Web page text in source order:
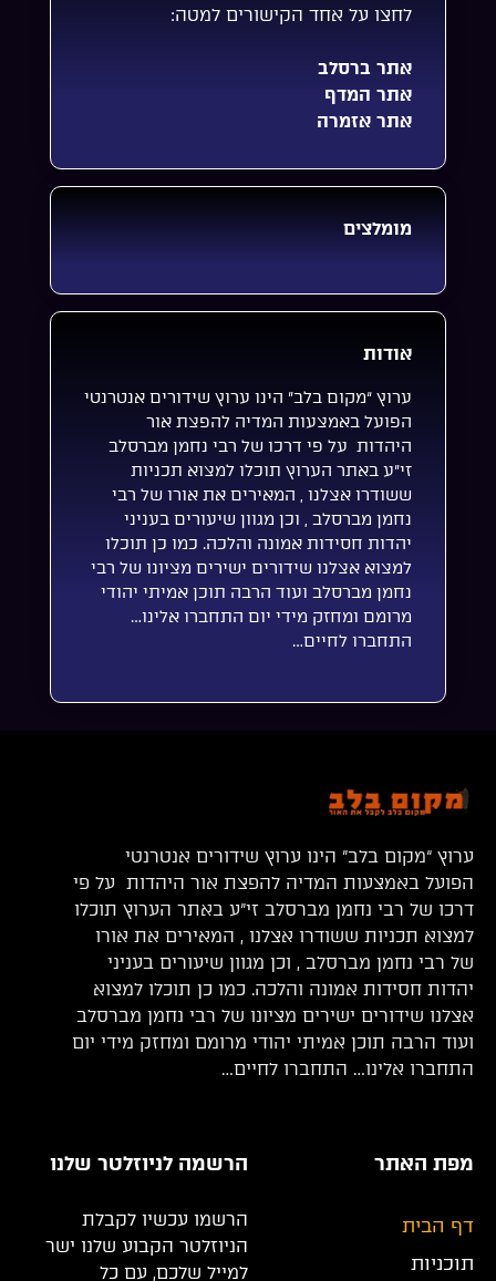
לחצו על אחד הקישורים למטה:
אתר ברסלב
אתר המדף
אתר אזמרה
מומלצים
אודות
ערוץ “מקום בלב” הינו ערוץ שידורים אנטרנטי
הפועל באמצעות המדיה להפצת אור
היהדות על פי דרכו של רבי נחמן מברסלב
זי”ע באתר הערוץ תוכלו למצוא תכניות
ששודרו אצלנו , המאירים את אורו של רבי
נחמן מברסלב , וכן מגוון שיעורים בעניני
יהדות חסידות אמונה והלכה. כמו כן תוכלו
למצוא אצלנו שידורים ישירים מציונו של רבי
נחמן מברסלב ועוד הרבה תוכן אמיתי יהודי
מרומם ומחזק מידי יום התחברו אלינו…
התחברו לחיים…
ערוץ “מקום בלב” הינו ערוץ שידורים אנטרנטי
הפועל באמצעות המדיה להפצת אור היהדות על פי
דרכו של רבי נחמן מברסלב זי”ע באתר הערוץ תוכלו
למצוא תכניות ששודרו אצלנו , המאירים את אורו
של רבי נחמן מברסלב , וכן מגוון שיעורים בעניני
יהדות חסידות אמונה והלכה. כמו כן תוכלו למצוא
אצלנו שידורים ישירים מציונו של רבי נחמן מברסלב
ועוד הרבה תוכן אמיתי יהודי מרומם ומחזק מידי יום
התחברו אלינו… התחברו לחיים…
מפת האתר
דף הבית
תוכניות
הרשמה לניוזלטר שלנו
הרשמו עכשיו לקבלת
הניוזלטר הקבוע שלנו ישר
למייל שלכם, עם כל